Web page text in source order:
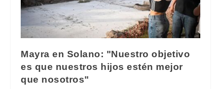
Mayra en Solano: "Nuestro objetivo
es que nuestros hijos estén mejor
que nosotros"